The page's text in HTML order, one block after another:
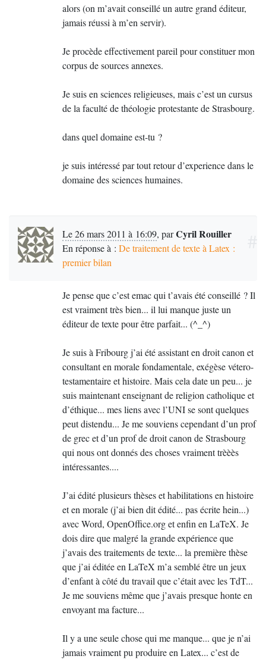
(depuis 9 ans) à carrément modifier ma manière de
penser ! En tous cas, cela a profondément modifier
Bon courage pour la suite.
PS . Juste une question... tu es en théologie ? si oui
dans quel fac ?
alors (on m’avait conseillé un autre grand éditeur,
jamais réussi à m’en servir).
Je procède effectivement pareil pour constituer mon
corpus de sources annexes.
Je suis en sciences religieuses, mais c’est un cursus
de la faculté de théologie protestante de Strasbourg.
dans quel domaine est-tu ?
je suis intéressé par tout retour d’experience dans le
domaine des sciences humaines.
Le 26 mars 2011 à 16:09, parCyril Rouiller
En réponse à : De traitement de texte à Latex :
premier bilan
Je pense que c’est emac qui t’avais été conseillé ? Il
est vraiment très bien... il lui manque juste un
éditeur de texte pour être parfait... (^_^)
Je suis à Fribourg j’ai été assistant en droit canon et
consultant en morale fondamentale, exégèse vétero-
testamentaire et histoire. Mais cela date un peu... je
suis maintenant enseignant de religion catholique et
d’éthique... mes liens avec l’UNIse sont quelques
peut distendu... Je me souviens cependant d’un prof
de grec et d’un prof de droit canon de Strasbourg
qui nous ont donnés des choses vraiment trèèès
intéressantes....
J’ai édité plusieurs thèses et habilitations en histoire
et en morale (j’ai bien dit édité... pas écrite hein...)
avec Word, OpenOffice.org et enfin en LaTeX. Je
dois dire que malgré la grande expérience que
j’avais des traitements de texte... la première thèse
que j’ai éditée en LaTeX m’a semblé être un jeux
d’enfant à côté du travail que c’était avec les TdT...
Je me souviens même que j’avais presque honte en
envoyant ma facture...
Il y a une seule chose qui me manque... que je n’ai
jamais vraiment pu produire en Latex... c’est de